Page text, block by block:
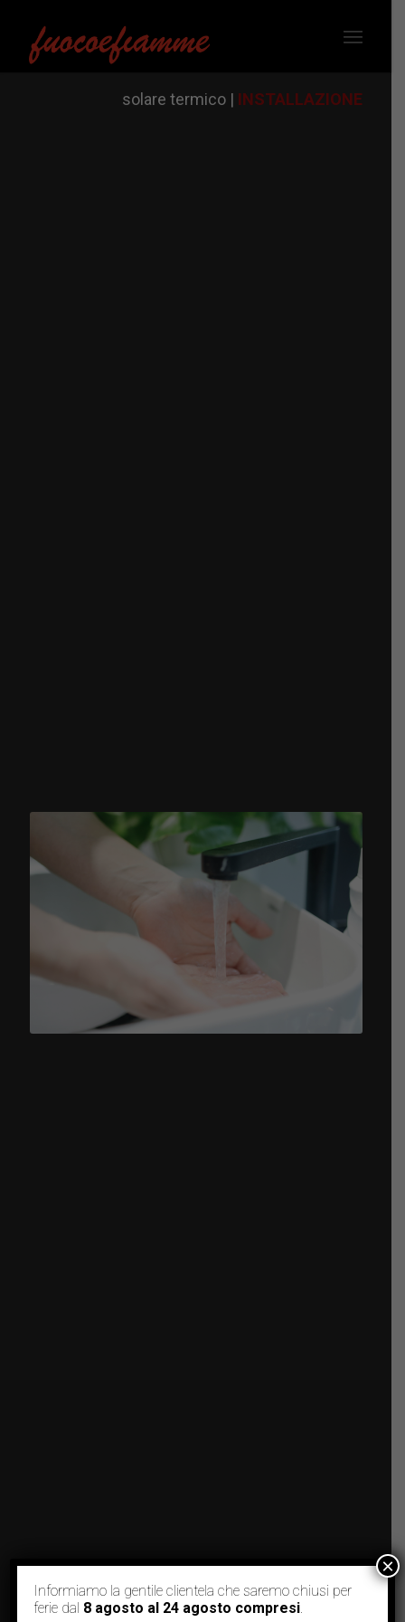
solare termico | INSTALLAZIONE
Informiamo la gentile clientela che saremo chiusi per
ferie dal 8 agosto al 24 agosto compresi.
×